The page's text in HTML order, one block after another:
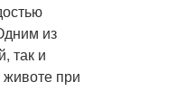
из
так и
при